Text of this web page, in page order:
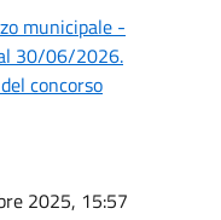
municipale -
30/06/2026.
concorso
2025, 15:57